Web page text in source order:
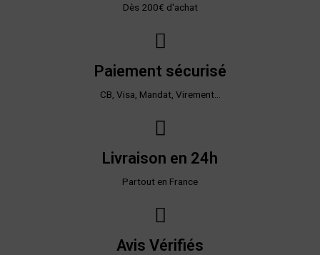
Dès 200€ d'achat
Paiement sécurisé
CB, Visa, Mandat, Virement...
Livraison en 24h
Partout en France
Avis Vérifiés